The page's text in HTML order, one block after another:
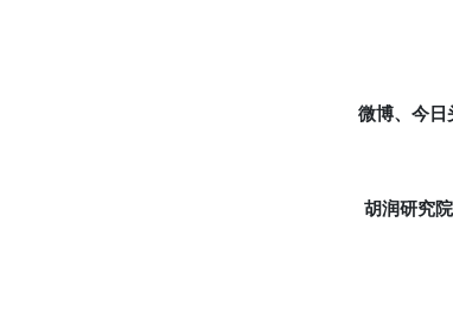
微博、今日
胡润研究